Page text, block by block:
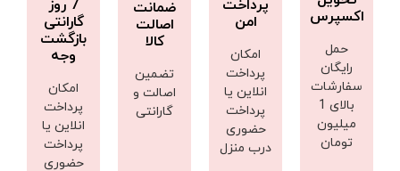
اکسپرس
حمل
رایگان
سفارشات
بالای 1
میلیون
تومان
امن
امکان
پرداخت
انلاین یا
پرداخت
حضوری
درب منزل
ضمانت
اصالت
کالا
تضمین
اصالت و
گارانتی
گارانتی
بازگشت
وجه
امکان
پرداخت
انلاین یا
پرداخت
حضوری